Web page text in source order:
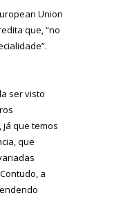
Union
que, “no
ser visto
já que temos
que
a